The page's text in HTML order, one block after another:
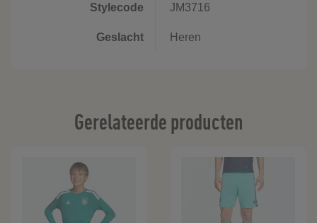
Stylecode JM3716
Geslacht Heren
Gerelateerde producten